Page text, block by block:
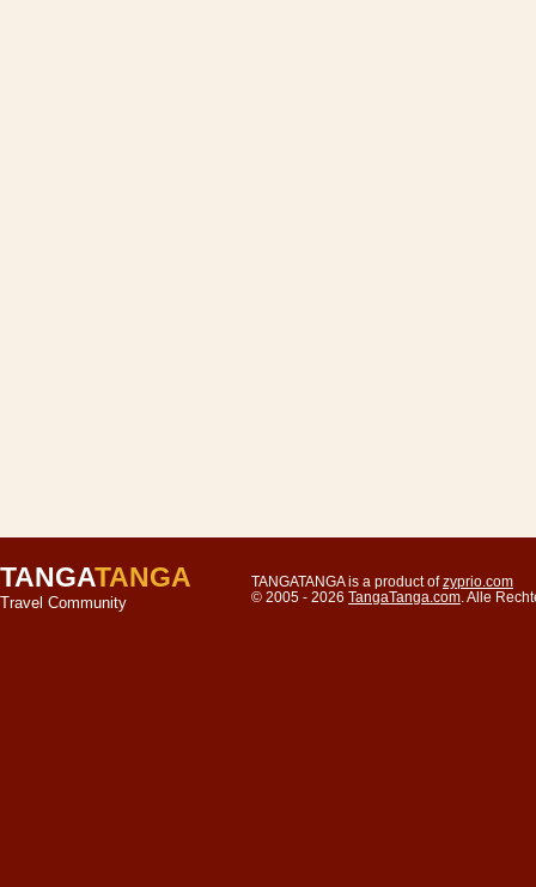
TANGATANGA
Travel Community
TANGATANGA is a product ofzyprio.com
© 2005 - 2026 TangaTanga.com . Alle